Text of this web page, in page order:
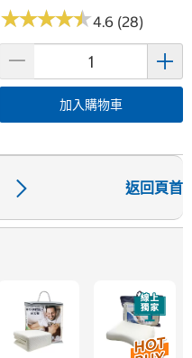
★★★★★
★★★★★4.6 (28)
加入購物車
返回頁首